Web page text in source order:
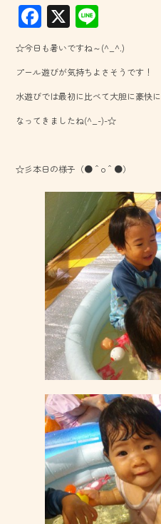
F
ac
e
b
o
ok
X
ne
☆今日も暑いですね～(^_^.)
プール遊びが気持ちよさそうです！
水遊びでは最初に比べて大胆に豪快に
なってきましたね(^_-)-☆
☆彡本日の様子（●＾o＾●）